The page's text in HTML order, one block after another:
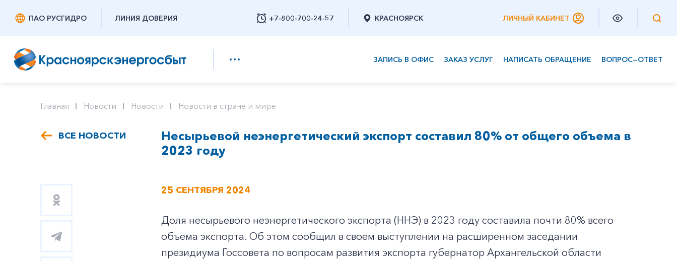
ПАО РУСГИДРО ЛИНИЯ ДОВЕРИЯ +7-800-700-24-57
Заказать обратный звонок
КРАСНОЯРСК ЛИЧНЫЙ КАБИНЕТ
ЗАПИСЬ В ОФИС ЗАКАЗ УСЛУГ НАПИСАТЬ ОБРАЩЕНИЕ ВОПРОС—ОТВЕТ
Главная Новости Новости Новости в стране и мире
ВСЕ НОВОСТИ
Несырьевой неэнергетический экспорт составил 80% от общего объема в
2023 году
25 СЕНТЯБРЯ 2024
Доля несырьевого неэнергетического экспорта (ННЭ) в 2023 году составила почти 80% всего
объема экспорта. Об этом сообщил в своем выступлении на расширенном заседании
президиума Госсовета по вопросам развития экспорта губернатор Архангельской области